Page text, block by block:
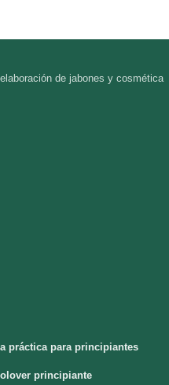
de jabones y cosmética
práctica para principiantes
principiante